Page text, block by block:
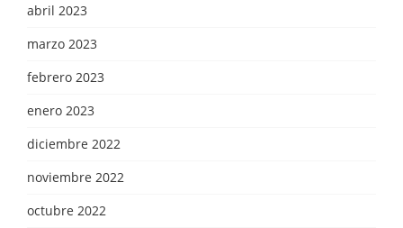
abril 2023
marzo 2023
febrero 2023
enero 2023
diciembre 2022
noviembre 2022
octubre 2022